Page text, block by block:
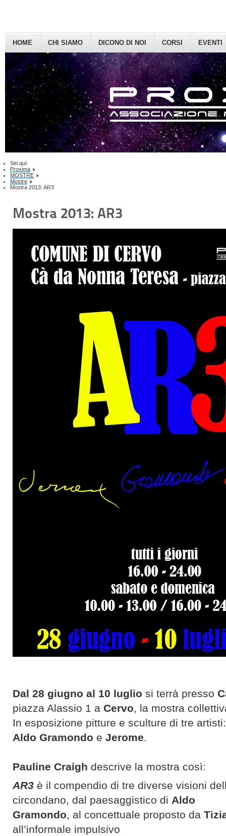
HOME CHI SIAMO DICONO DI NOI CORSI EVENTI
Sei qui:
Proxima
MOSTRE
Mostre
Mostra 2013: AR3
Mostra 2013: AR3
Dal 28 giugno al 10 luglio si terrà presso
piazza Alassio 1 a Cervo, la mostra
In esposizione pitture e sculture di tre
Aldo Gramondo e Jerome.
Pauline Craigh descrive la mostra così:
AR3 è il compendio di tre diverse visioni
circondano, dal paesaggistico di Aldo
Gramondo, al concettuale proposto da
all’informale impulsivo